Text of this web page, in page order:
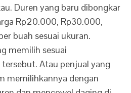
Duren yang baru dibongkar
Rp20.000, Rp30.000,
buah sesuai ukuran.
memilih sesuai
Atau penjual yang
memilihkannya dengan